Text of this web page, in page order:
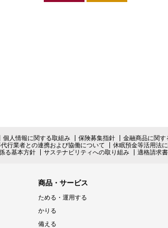
個人情報に関する取組み 保険募集指針 金融商品に関す
行業者との連携および協働について 休眠預金等活用法
る基本方針
サステナビリティへの取り組み 適格請求
商品・サービス
ためる・運用する
かりる
備える